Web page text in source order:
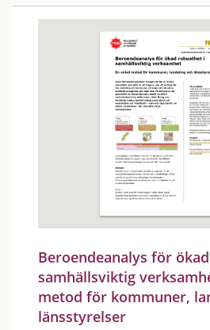
Beroendeanalys för
samhällsviktig
metod för kommuner,
länsstyrelser